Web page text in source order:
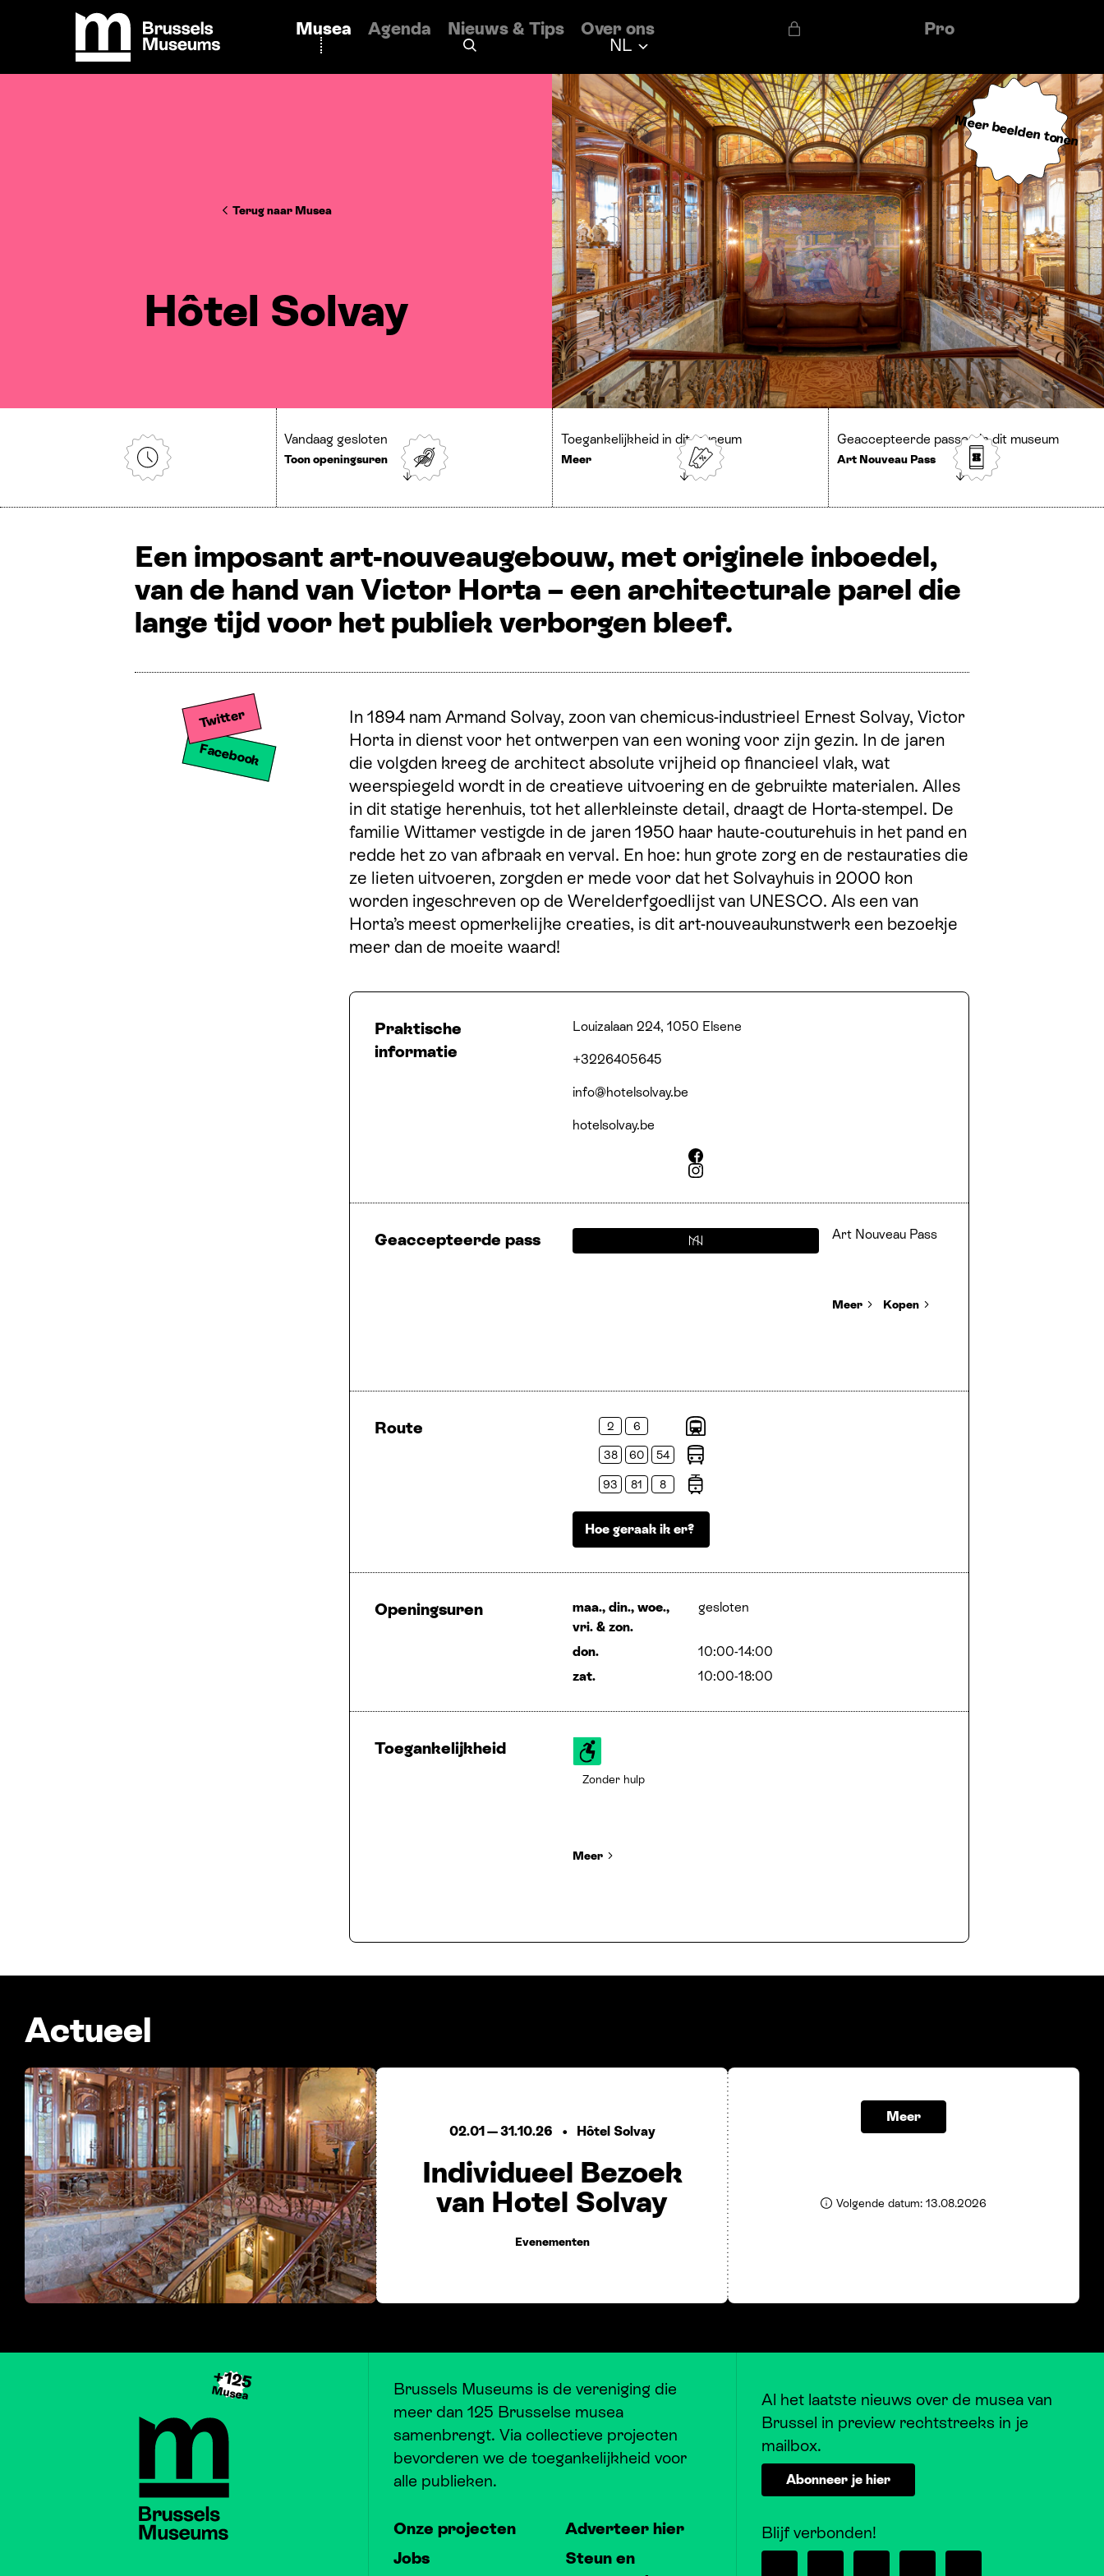
Brussels Museums
Musea Agenda Nieuws & Tips Over ons Pro
Nederlands
NL
Terug naar Musea
Hôtel Solvay
Meer beelden tonen
Vandaag gesloten
Toon openingsuren
Toegankelijkheid in dit museum
Meer
Geaccepteerde passen in dit museum
Art Nouveau Pass
Een imposant art-nouveaugebouw, met originele inboedel,
van de hand van Victor Horta – een architecturale parel die
lange tijd voor het publiek verborgen bleef.
Share
Share on Twitter
Twitter
Share on Facebook
Facebook
In 1894 nam Armand Solvay, zoon van chemicus-industrieel Ernest Solvay, Victor
Horta in dienst voor het ontwerpen van een woning voor zijn gezin. In de jaren
die volgden kreeg de architect absolute vrijheid op financieel vlak, wat
weerspiegeld wordt in de creatieve uitvoering en de gebruikte materialen. Alles
in dit statige herenhuis, tot het allerkleinste detail, draagt de Horta-stempel. De
familie Wittamer vestigde in de jaren 1950 haar haute-couturehuis in het pand en
redde het zo van afbraak en verval. En hoe: hun grote zorg en de restauraties die
ze lieten uitvoeren, zorgden er mede voor dat het Solvayhuis in 2000 kon
worden ingeschreven op de Werelderfgoedlijst van UNESCO. Als een van
Horta’s meest opmerkelijke creaties, is dit art-nouveaukunstwerk een bezoekje
meer dan de moeite waard!
Praktische
informatie
Adres
Louizalaan 224, 1050 Elsene
Telefoonnummer
+3226405645
E-mail
info@​hotelsolvay.​be
Website
hotel​solvay​.be
Sociale media
Geaccepteerde pass Art Nouveau Pass
Meer Kopen
Route Metro’s
2 6
Bussen
38 60 54
Trams
93 81 8
Hoe geraak ik er?
Openingsuren
maa., din., woe.,
vri.& zon.
gesloten
don.
10:00-14:00
zat.
10:00-18:00
Toegankelijkheid
Zonder hulp
Meer
Actueel
02.01—31.10.26 Hôtel Solvay
Individueel Bezoek
van Hotel Solvay
Evenementen
Meer
Volgende datum: 13.08.2026
+125
Musea
Brussels Museums
Brussels Museums is de vereniging die
meer dan 125 Brusselse musea
samenbrengt. Via collectieve projecten
bevorderen we de toegankelijkheid voor
alle publieken.
Onze projecten
Adverteer hier
Jobs
Steun en
Al het laatste nieuws over de musea van
Brussel in preview rechtstreeks in je
mailbox.
Abonneer je hier
Blijf verbonden!
Cookies beheer paneel